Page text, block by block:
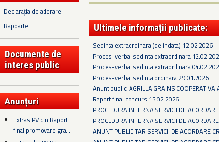
Declarația de aderare
Rapoarte
Documente de
interes public
Anunțuri
Extras PV din Raport
final promovare gra...
Ultimele informații publicate:
Sedinta extraordinara (de indata) 12.02.2026
Proces-verbal sedinta extraordinara
Proces-verbal sedinta extraordinara
Proces-verbal sedinta ordinara 29.01.2026
Anunt public-AGRILLA GRAINS COOPERATIVA
Raport final concurs 16.02.2026
PROCEDURA INTERNA SERVICII DE
PROCEDURA INTERNA SERVICII DE
ANUNT PUBLICITAR SERVICII DE ACORDARE